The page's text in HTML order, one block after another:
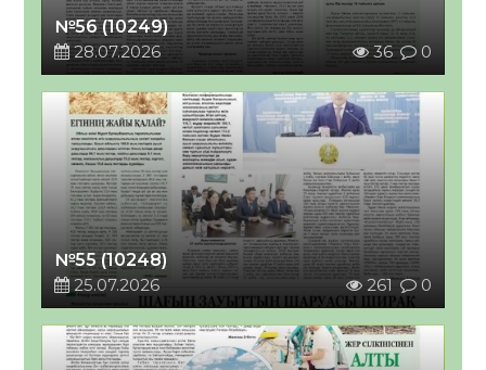
№56 (10249)
28.07.2026
36 0
№55 (10248)
25.07.2026
261 0